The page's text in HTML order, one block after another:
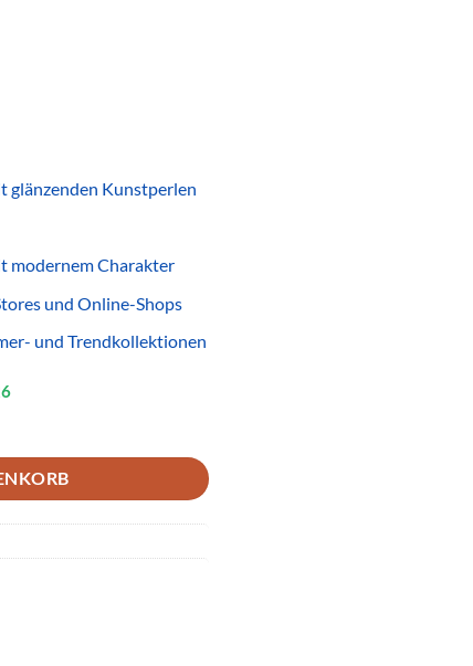
glänzenden Kunstperlen
modernem Charakter
und Online-Shops
und Trendkollektionen
Glänzend – Farbenfroher Modeschmuck für Wiederverkäufer